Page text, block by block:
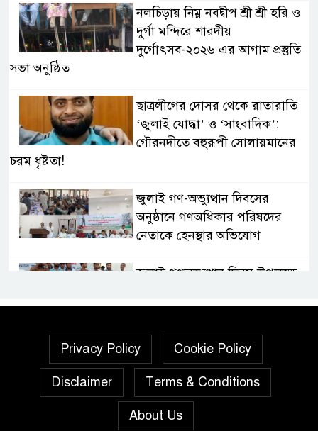
নলচিড়ায় নিম্ন নবদ্বীপ শ্রী শ্রী হরি ও
দুর্গা মন্দিরে শারদীয়
দুর্গোৎসব-২০২৬ এর আগাম প্রস্তুতি
সভা অনুষ্ঠিত
ছাত্রলীগের দোসর থেকে রাতারাতি
‘জুলাই যোদ্ধা’ ও ‘সাংবাদিক’:
গৌরনদীতে বহুরূপী সোলায়মানের
চরম ধৃষ্টতা!
জুলাই গণ-অভ্যুত্থান দিবসের
অনুষ্ঠানে গণঅধিকার পরিষদের
নেতাকে হেনস্থার অভিযোগ
জুলাই গণঅভ্যুত্থান দিবস উপলক্ষে
পালিত
গৌরনদীতে নিরাপদ অভিবাসন ও
দক্ষতা উন্নয়ন শীর্ষক সেমিনার
অনুষ্ঠিত,
জুলাই গণঅভ্যুত্থান দিবস” উপলক্ষে
Privacy Policy Cookie Policy
Disclaimer Terms & Conditions
About Us